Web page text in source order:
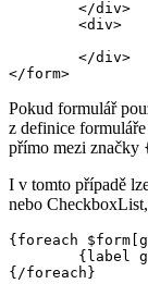
Pokud formulář
z definice
přímo mezi značky
I v tomto případě
nebo
{foreach